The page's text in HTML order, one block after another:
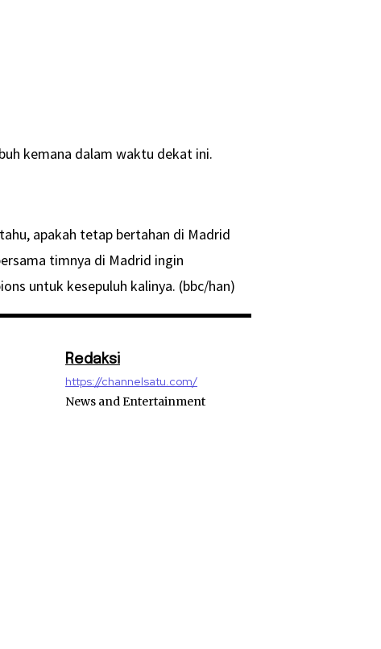
kemana dalam waktu dekat ini.
apakah tetap bertahan di Madrid
timnya di Madrid ingin
untuk kesepuluh kalinya. (bbc/han)
Redaksi
https://channelsatu.com/
News and Entertainment